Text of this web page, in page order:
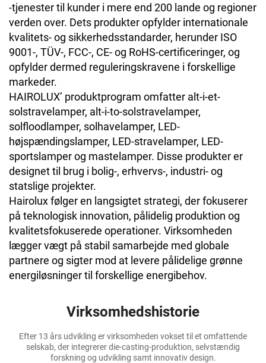
-tjenester til kunder i mere end 200 lande og regioner
verden over. Dets produkter opfylder internationale
kvalitets- og sikkerhedsstandarder, herunder ISO
9001-, TÜV-, FCC-, CE- og RoHS-certificeringer, og
opfylder dermed reguleringskravene i forskellige
markeder.
HAIROLUX’ produktprogram omfatter alt-i-et-
solstravelamper, alt-i-to-solstravelamper,
solfloodlamper, solhavelamper, LED-
højspændingslamper, LED-stravelamper, LED-
sportslamper og mastelamper. Disse produkter er
designet til brug i bolig-, erhvervs-, industri- og
statslige projekter.
Hairolux følger en langsigtet strategi, der fokuserer
på teknologisk innovation, pålidelig produktion og
kvalitetsfokuserede operationer. Virksomheden
lægger vægt på stabil samarbejde med globale
partnere og sigter mod at levere pålidelige grønne
energiløsninger til forskellige energibehov.
Virksomhedshistorie
Efter 13 års udvikling er virksomheden vokset til et omfattende
selskab, der integrerer die-casting-produktion, selvstændig
forskning og udvikling samt innovativ design.